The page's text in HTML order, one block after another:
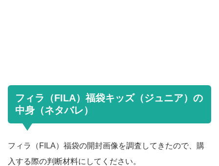
フィラ（FILA）福袋キッズ（ジュニア）の
中身（ネタバレ）
フィラ（FILA）福袋の開封画像を調査してきたので、購
入する際の判断材料にしてください。